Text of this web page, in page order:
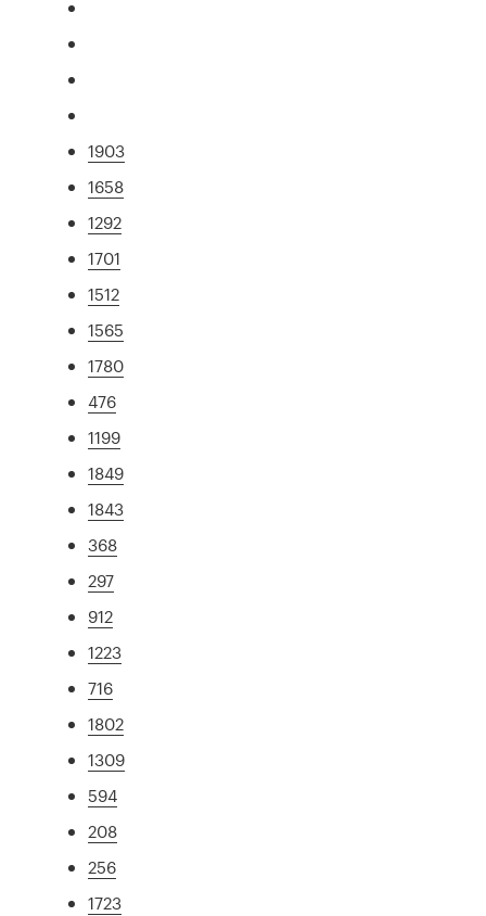
1903
1658
1292
1701
1512
1565
1780
476
1199
1849
1843
368
297
912
1223
716
1802
1309
594
208
256
1723